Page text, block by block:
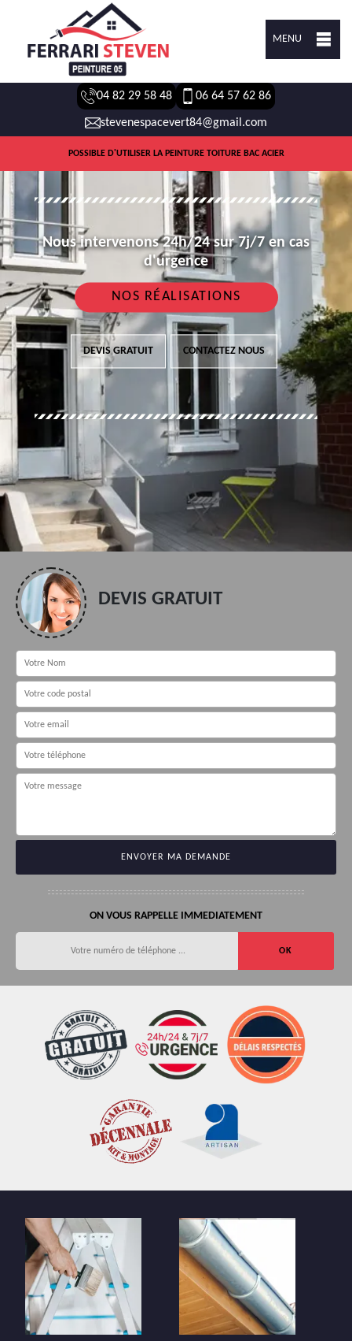
MENU
04 82 29 58 48 06 64 57 62 86
stevenespacevert84@gmail.com
POSSIBLE D'UTILISER LA PEINTURE TOITURE BAC ACIER
Nous intervenons 24h/24 sur 7j/7 en cas
d'urgence
NOS RÉALISATIONS
DEVIS GRATUIT CONTACTEZ NOUS
DEVIS GRATUIT
ON VOUS RAPPELLE IMMEDIATEMENT